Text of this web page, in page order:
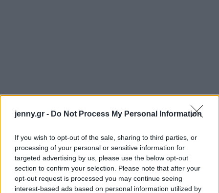
jenny.gr - Do Not Process My Personal Information
If you wish to opt-out of the sale, sharing to third parties, or
processing of your personal or sensitive information for
targeted advertising by us, please use the below opt-out
section to confirm your selection. Please note that after your
opt-out request is processed you may continue seeing
interest-based ads based on personal information utilized by
Σε μια εποχή που οι δεινόσαυροι δεν έχουν
ανθρώπινο είδος, ο Άρλο, ένας γλυκύτατος
απατόσαυρος χάνει την οικογένειά του μετά από
μια μεγάλη καταιγίδα. Στον δρόμο του συναντά ένα
ανήμερο νεαρό αγόρι, τον Σποτ και μαζί θα ψάξουν